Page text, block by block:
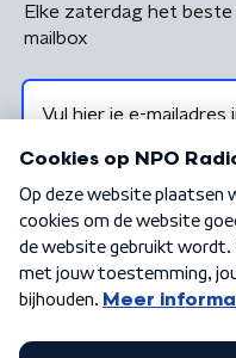
Elke zaterdag het beste
mailbox
Algemene voorwaarden